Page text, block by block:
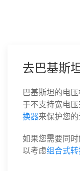
去巴基斯
巴基斯坦的电
于不支持宽电
换器来保护您的
如果您需要同
以考虑组合式